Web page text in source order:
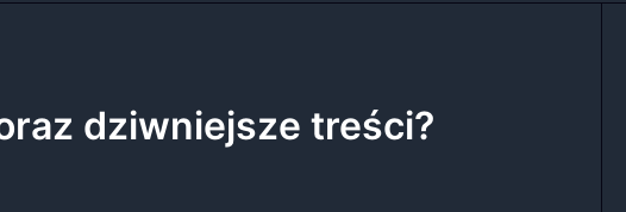
dziwniejsze treści?